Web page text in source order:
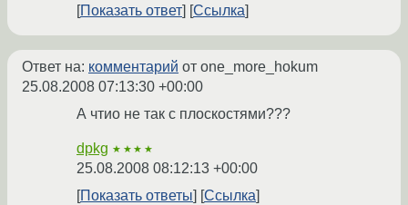
Показать ответ
Ссылка
Ответ на: комментарий от one_more_hokum
25.08.2008 07:13:30 +00:00
А чтио не так с плоскостями???
dpkg ★★★★
25.08.2008 08:12:13 +00:00
Показать ответы
Ссылка